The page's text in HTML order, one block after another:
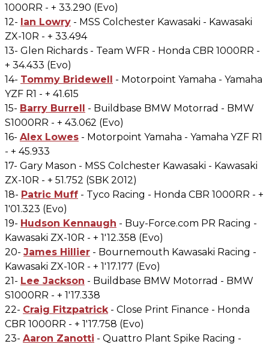
1000RR - + 33.290 (Evo)
12- Ian Lowry - MSS Colchester Kawasaki - Kawasaki
ZX-10R - + 33.494
13- Glen Richards - Team WFR - Honda CBR 1000RR -
+ 34.433 (Evo)
14- Tommy Bridewell
- Motorpoint Yamaha - Yamaha
YZF R1 - + 41.615
15- Barry Burrell
- Buildbase BMW Motorrad - BMW
S1000RR - + 43.062 (Evo)
16- Alex Lowes - Motorpoint Yamaha - Yamaha YZF R1
- + 45.933
17- Gary Mason - MSS Colchester Kawasaki - Kawasaki
ZX-10R - + 51.752 (SBK 2012)
18- Patric Muff - Tyco Racing - Honda CBR 1000RR - +
1'01.323 (Evo)
19- Hudson Kennaugh - Buy-Force.com PR Racing -
Kawasaki ZX-10R - + 1'12.358 (Evo)
20- James Hillier - Bournemouth Kawasaki Racing -
Kawasaki ZX-10R - + 1'17.177 (Evo)
21- Lee Jackson - Buildbase BMW Motorrad - BMW
S1000RR - + 1'17.338
22- Craig Fitzpatrick- Close Print Finance - Honda
CBR 1000RR - + 1'17.758 (Evo)
23- Aaron Zanotti - Quattro Plant Spike Racing -